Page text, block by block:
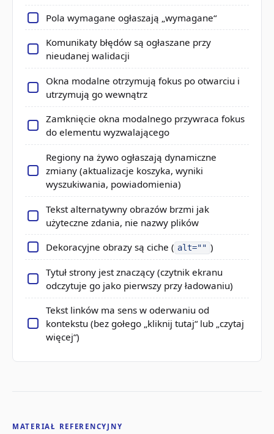
Pola wymagane ogłaszają „wymagane“
Komunikaty błędów są ogłaszane przy
nieudanej walidacji
Okna modalne otrzymują fokus po otwarciu i
utrzymują go wewnątrz
Zamknięcie okna modalnego przywraca fokus
do elementu wyzwalającego
Regiony na żywo ogłaszają dynamiczne
zmiany (aktualizacje koszyka, wyniki
wyszukiwania, powiadomienia)
Tekst alternatywny obrazów brzmi jak
użyteczne zdania, nie nazwy plików
Dekoracyjne obrazy są ciche ( alt="" )
Tytuł strony jest znaczący (czytnik ekranu
odczytuje go jako pierwszy przy ładowaniu)
Tekst linków ma sens w oderwaniu od
kontekstu (bez gołego „kliknij tutaj“ lub „czytaj
więcej“)
MATERIAŁ REFERENCYJNY